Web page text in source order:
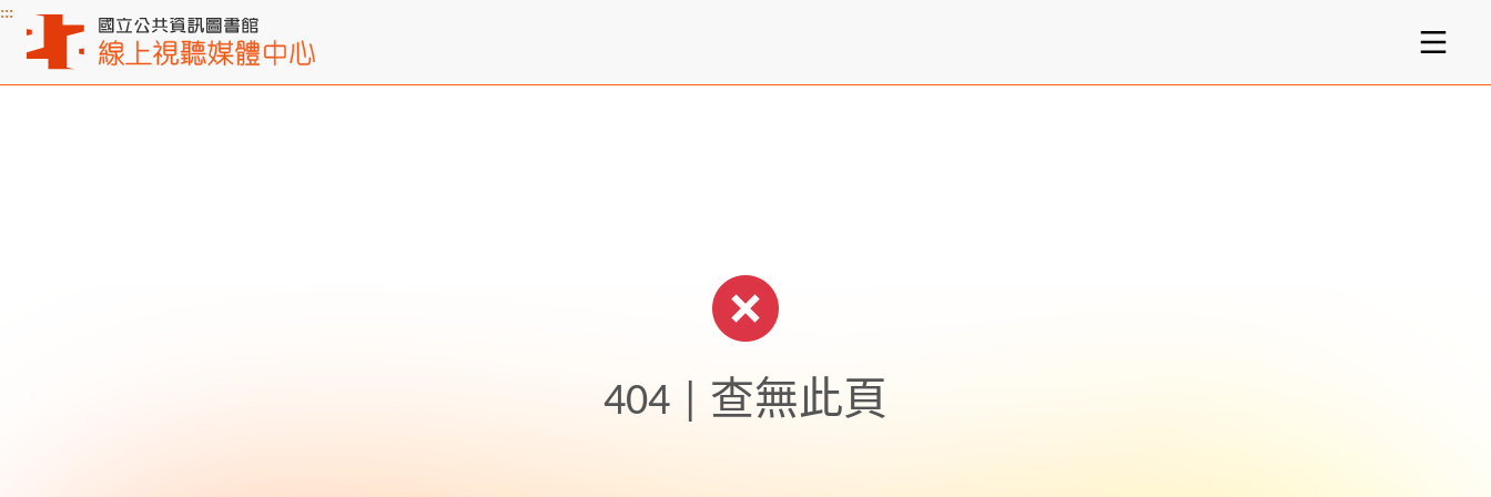
主要內容區塊
:::
404 | 查無此頁